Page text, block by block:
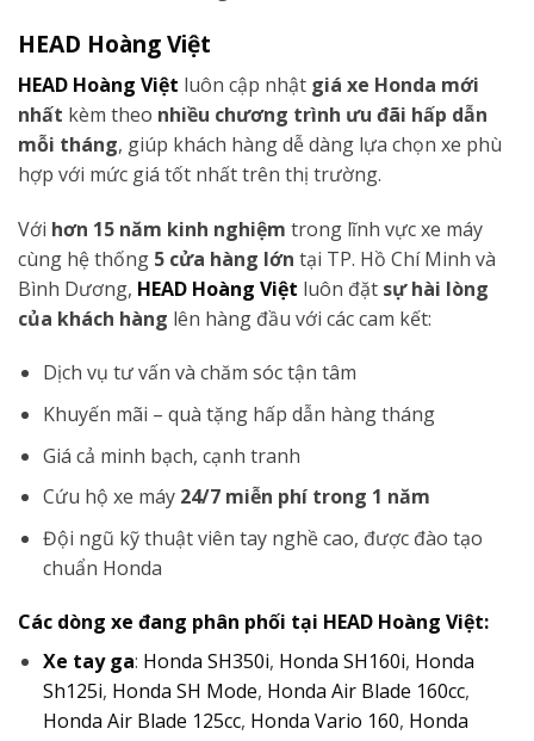
HEAD Hoàng Việt
HEAD Hoàng Việt luôn cập nhật giá xe Honda mới
nhất kèm theo nhiều chương trình ưu đãi hấp dẫn
mỗi tháng, giúp khách hàng dễ dàng lựa chọn xe phù
hợp với mức giá tốt nhất trên thị trường.
Với hơn 15 năm kinh nghiệm trong lĩnh vực xe máy
cùng hệ thống 5 cửa hàng lớn tại TP. Hồ Chí Minh và
Bình Dương, HEAD Hoàng Việt luôn đặt sự hài lòng
của khách hàng lên hàng đầu với các cam kết:
Dịch vụ tư vấn và chăm sóc tận tâm
Khuyến mãi – quà tặng hấp dẫn hàng tháng
Giá cả minh bạch, cạnh tranh
Cứu hộ xe máy 24/7 miễn phí trong 1 năm
Đội ngũ kỹ thuật viên tay nghề cao, được đào tạo
chuẩn Honda
Các dòng xe đang phân phối tại HEAD Hoàng Việt:
Xe tay ga: Honda SH350i, Honda SH160i, Honda
Sh125i, Honda SH Mode, Honda Air Blade 160cc,
Honda Air Blade 125cc, Honda Vario 160, Honda